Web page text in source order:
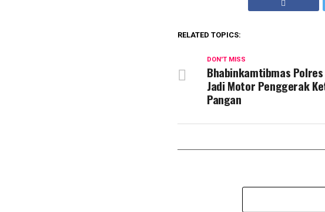
RELATED TOPICS:
DON'T MISS
Bhabinkamtibmas
Jadi Motor Penggerak
Pangan